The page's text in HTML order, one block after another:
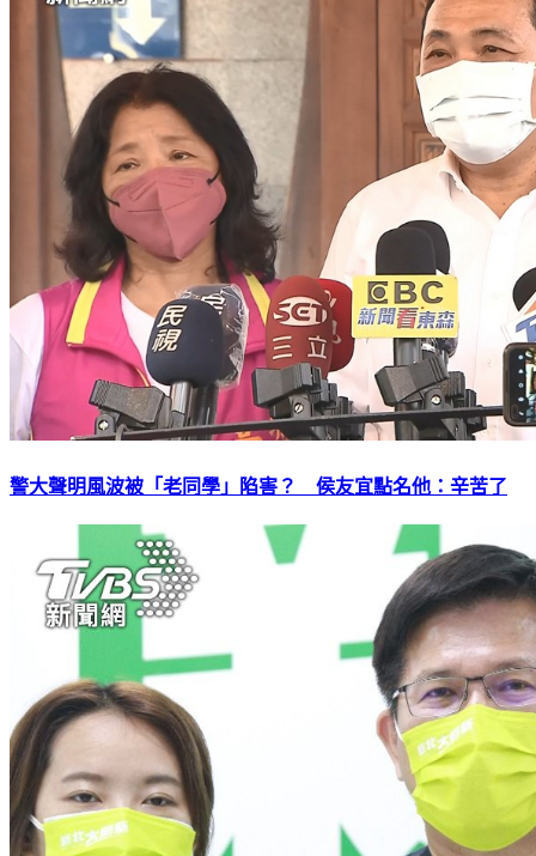
警大聲明風波被「老同學」陷害？ 侯友宜點名他：辛苦了